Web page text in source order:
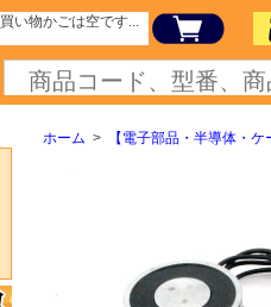
買い物かごは空です...
ホーム > 【電子部品・半導体・ケ